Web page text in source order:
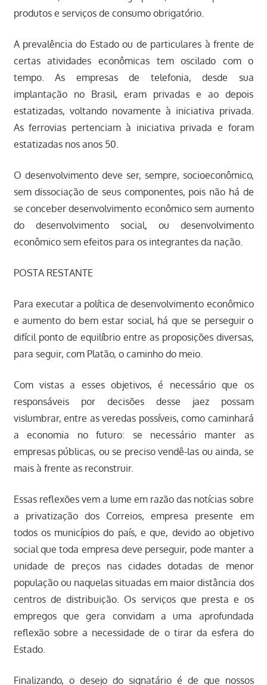
produtos e serviços de consumo obrigatório.
A prevalência do Estado ou de particulares à frente de
certas atividades econômicas tem oscilado com o
tempo. As empresas de telefonia, desde sua
implantação no Brasil, eram privadas e ao depois
estatizadas, voltando novamente à iniciativa privada.
As ferrovias pertenciam à iniciativa privada e foram
estatizadas nos anos 50.
O desenvolvimento deve ser, sempre, socioeconômico,
sem dissociação de seus componentes, pois não há de
se conceber desenvolvimento econômico sem aumento
do desenvolvimento social, ou desenvolvimento
econômico sem efeitos para os integrantes da nação.
POSTA RESTANTE
Para executar a política de desenvolvimento econômico
e aumento do bem estar social, há que se perseguir o
difícil ponto de equilíbrio entre as proposições diversas,
para seguir, com Platão, o caminho do meio.
Com vistas a esses objetivos, é necessário que os
responsáveis por decisões desse jaez possam
vislumbrar, entre as veredas possíveis, como caminhará
a economia no futuro: se necessário manter as
empresas públicas, ou se preciso vendê-las ou ainda, se
mais à frente as reconstruir.
Essas reflexões vem a lume em razão das notícias sobre
a privatização dos Correios, empresa presente em
todos os municípios do país, e que, devido ao objetivo
social que toda empresa deve perseguir, pode manter a
unidade de preços nas cidades dotadas de menor
população ou naquelas situadas em maior distância dos
centros de distribuição. Os serviços que presta e os
empregos que gera convidam a uma aprofundada
reflexão sobre a necessidade de o tirar da esfera do
Estado.
Finalizando, o desejo do signatário é de que nossos